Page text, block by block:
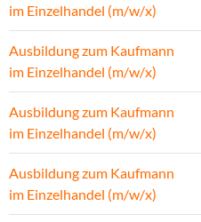
im Einzelhandel (m/w/x)
Ausbildung zum Kaufmann
im Einzelhandel (m/w/x)
Ausbildung zum Kaufmann
im Einzelhandel (m/w/x)
Ausbildung zum Kaufmann
im Einzelhandel (m/w/x)